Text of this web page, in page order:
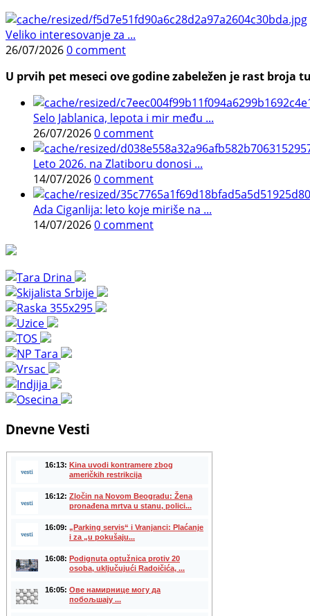
Veliko interesovanje za ...
26/07/20260 comment
U prvih pet meseci ove godine zabeležen je rast
Selo Jablanica, lepota i mir među ...
26/07/20260 comment
Leto 2026. na Zlatiboru donosi ...
14/07/20260 comment
Ada Ciganlija: leto koje miriše na ...
14/07/20260 comment
Dnevne Vesti